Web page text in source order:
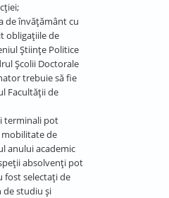
de învățământ cu
obligațiile de
Științe Politice
Școlii Doctorale
trebuie să fie
Facultății de
terminali pot
mobilitate de
anului academic
absolvenți pot
fost selectați de
de studiu și